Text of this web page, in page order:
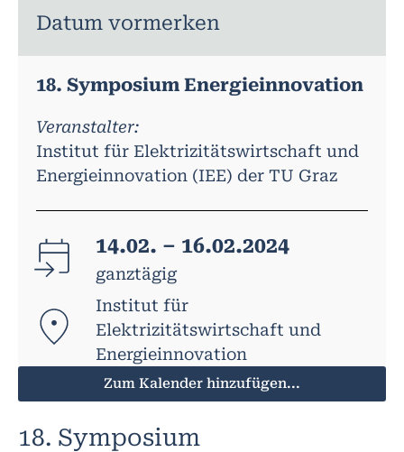
Datum vormerken
18. Symposium Energieinnovation
Veranstalter:
Institut für Elektrizitätswirtschaft und
Energieinnovation (IEE) der TU Graz
14.02. – 16.02.2024
ganztägig
Institut für
Elektrizitätswirtschaft und
Energieinnovation
Zum Kalender hinzufügen...
18. Symposium